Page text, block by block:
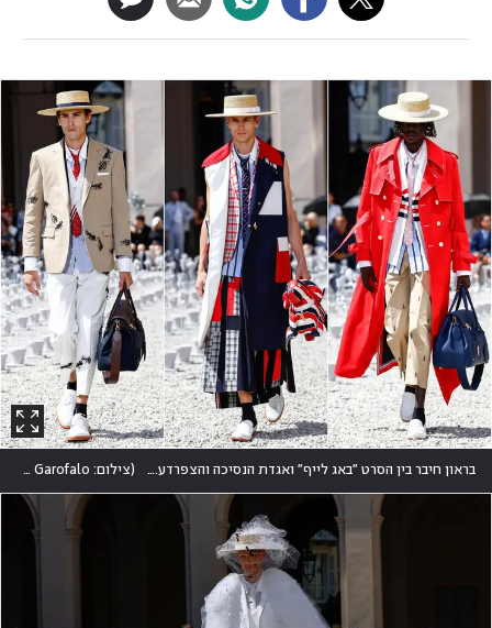
בראון חיבר בין הסרט "באג לייף" ואגדת הנסיכה והצפרדע. אלא ש"במקרה הזה, זה הנסיך והצפרדע", כפי שהסביר לווג (צילום: Reuters/Alessandro Garofalo